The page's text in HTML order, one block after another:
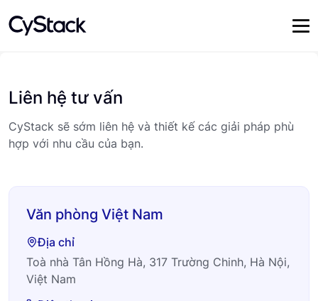
Liên hệ tư vấn
CyStack sẽ sớm liên hệ và thiết kế các giải pháp phù
hợp với nhu cầu của bạn.
Văn phòng Việt Nam
Địa chỉ
Toà nhà Tân Hồng Hà, 317 Trường Chinh, Hà Nội,
Việt Nam